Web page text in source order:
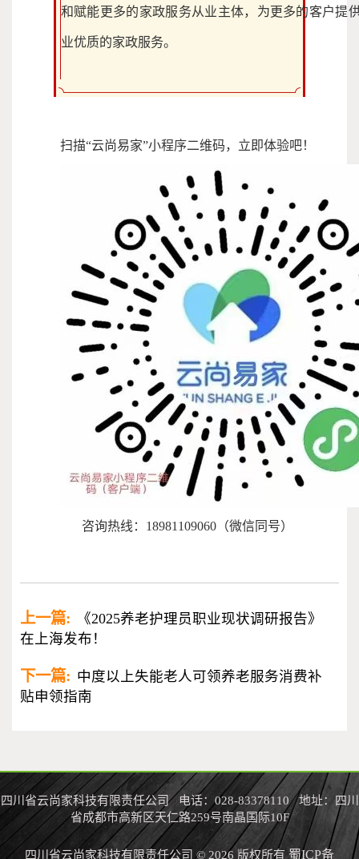
和赋能更多的家政服务从业主体，为更多的客户提
业优质的家政服务。
扫描“云尚易家”小程序二维码，立即体验吧！
咨询热线：18981109060（微信同号）
上一篇:
《2025养老护理员职业现状调研报告》
在上海发布！
下一篇: 中度以上失能老人可领养老服务消费补
贴申领指南
四川省云尚家科技有限责任公司 电话：028-83378110 地址：四川
省成都市高新区天仁路259号南晶国际10F
四川省云尚家科技有限责任公司 © 2026 版权所有蜀ICP备